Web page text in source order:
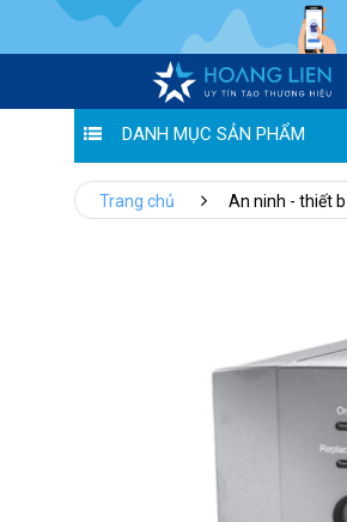
DANH MỤC SẢN PHẨM
Trang chủ An ninh - thiết